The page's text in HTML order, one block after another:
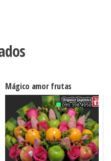
Mágico amor frutas